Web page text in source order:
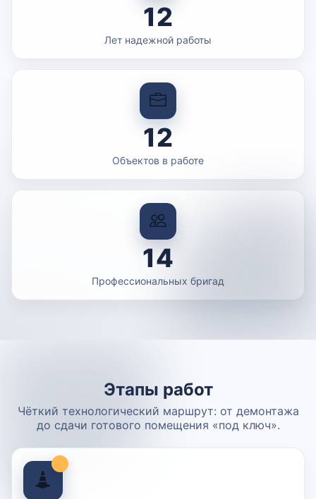
12
Лет надежной работы
12
Объектов в работе
14
Профессиональных бригад
Этапы работ
Чёткий технологический маршрут: от демонтажа
до сдачи готового помещения «под ключ».